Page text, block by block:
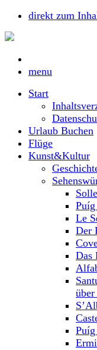
direkt zum
menu
Start
Urlaub Buchen
Flüge
Kunst&Kultur
Le
Der
Das